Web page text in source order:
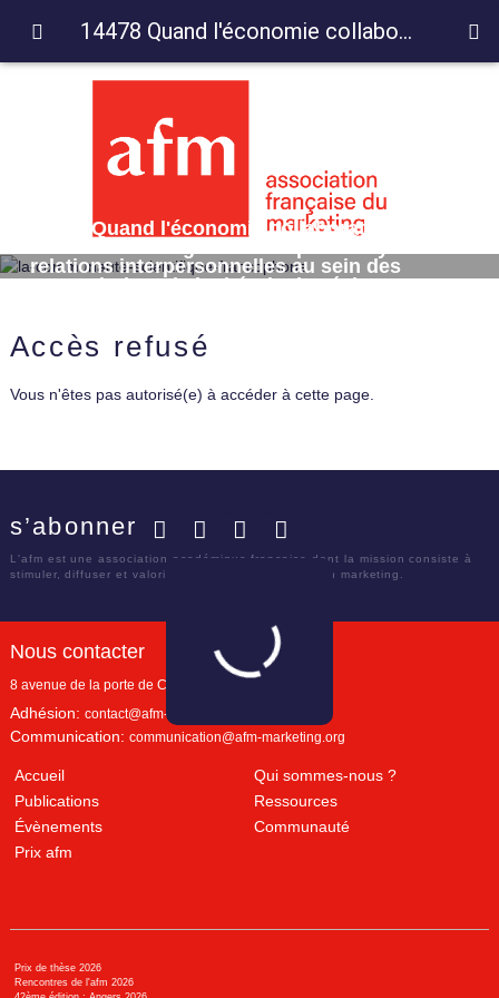
14478 Quand l'économie collaborative
relations interpersonnelles au sein des
‘Accorderies' via la théorie des échanges
Accès refusé
Vous n'êtes pas autorisé(e) à accéder à cette page.
s’abonner
L'afm est une association académique française dont la mission consiste à
stimuler, diffuser et valoriser le savoir scientifique en marketing.
Nous contacter
8 avenue de la porte de Champerret
Adhésion: contact@afm-marketing.org
Communication: communication@afm-marketing.org
Accueil
Qui sommes-nous ?
Publications
Ressources
Évènements
Communauté
Prix afm
Prix de thèse 2026
Rencontres de l'afm 2026
14478 Quand l'économie collaborative conduit à échanger son temps : analyse des relations interpersonnelles au sein des ‘Accorderies' via la théorie des échanges sociaux